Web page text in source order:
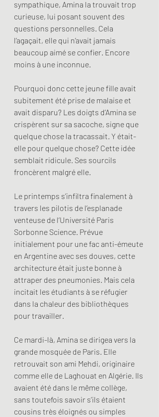
sympathique, Amina la trouvait trop
curieuse, lui posant souvent des
questions personnelles. Cela
l’agaçait, elle qui n’avait jamais
beaucoup aimé se confier. Encore
moins à une inconnue.
Pourquoi donc cette jeune fille avait
subitement été prise de malaise et
avait disparu? Les doigts d’Amina se
crispèrent sur sa sacoche, signe que
quelque chose la tracassait. Y était-
elle pour quelque chose? Cette idée
semblait ridicule. Ses sourcils
froncèrent malgré elle.
Le printemps s’infiltra finalement à
travers les pilotis de l’esplanade
venteuse de l’Université Paris
Sorbonne Science. Prévue
initialement pour une fac anti-émeute
en Argentine avec ses douves, cette
architecture était juste bonne à
attraper des pneumonies. Mais cela
incitait les étudiants à se réfugier
dans la chaleur des bibliothèques
pour travailler.
Ce mardi-là, Amina se dirigea vers la
grande mosquée de Paris. Elle
retrouvait son ami Mehdi, originaire
comme elle de Laghouat en Algérie. Ils
avaient été dans le même collège,
sans toutefois savoir s’ils étaient
cousins très éloignés ou simples